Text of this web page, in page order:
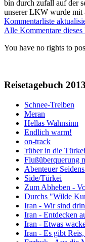
bin durch zufall auf der
unserer LKW wurde mit
Kommentarliste
Alle Kommentare dieses
You have no rights to
Reisetagebuch 2013
Schnee-Treiben
Meran
Hellas Wahnsinn
Endlich warm!
on-track
'rüber in die
Flußüberquerung
Abenteuer
Side/Türkei
Zum Abheben -
Durchs "Wilde
Iran - Wir sind drin
Iran - Entdecken
Iran - Etwas
Iran - Es gibt